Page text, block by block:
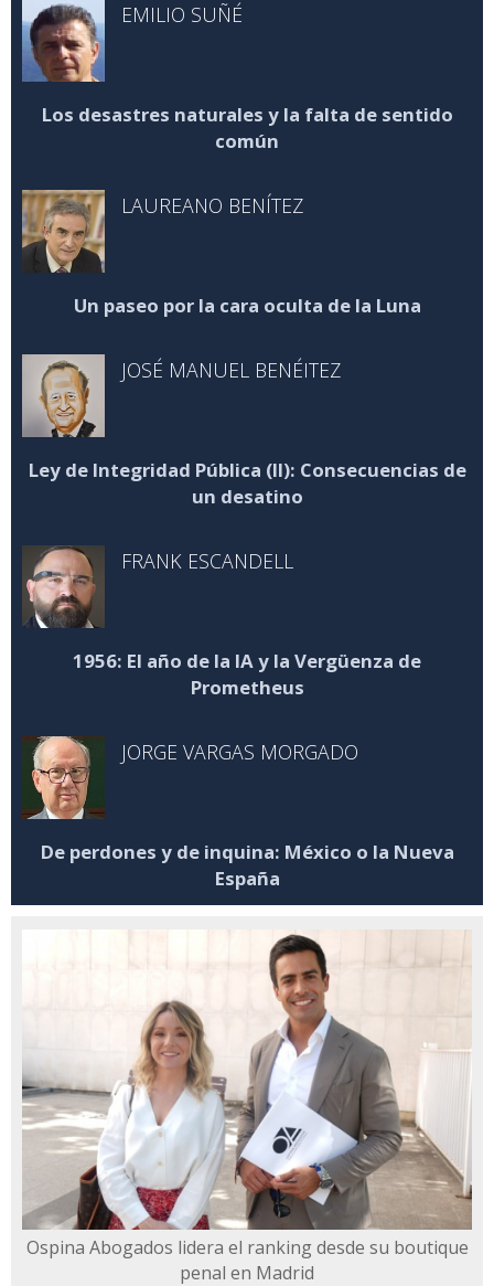
EMILIO SUÑÉ
Los desastres naturales y la falta de sentido
común
LAUREANO BENÍTEZ
Un paseo por la cara oculta de la Luna
JOSÉ MANUEL BENÉITEZ
Ley de Integridad Pública (II): Consecuencias de
un desatino
FRANK ESCANDELL
1956: El año de la IA y la Vergüenza de
Prometheus
JORGE VARGAS MORGADO
De perdones y de inquina: México o la Nueva
España
Ospina Abogados lidera el ranking desde su boutique
penal en Madrid